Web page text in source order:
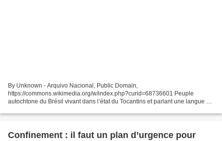
By Unknown - Arquivo Nacional, Public Domain,
https://commons.wikimedia.org/w/index.php?curid=68736601 Peuple
autochtone du Brésil vivant dans l’état du Tocantins et parlant une langue du
Confinement : il faut un plan d’urgence pour